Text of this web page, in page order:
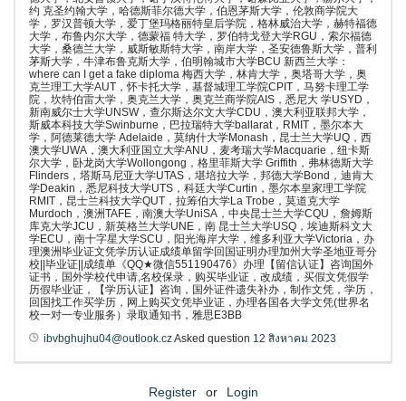
约 克圣约翰大学，哈德斯菲尔德大学，伯恩茅斯大学，伦敦商学院大
学，罗汉普顿大学，爱丁堡玛格丽特皇后学院，格林威治大学，赫特福德
大学，布鲁内尔大学，德蒙福 特大学，罗伯特戈登大学RGU，索尔福德
大学，桑德兰大学，威斯敏斯特大学，南岸大学，圣安德鲁斯大学，普利
茅斯大学，牛津布鲁克斯大学，伯明翰城市大学BCU 新西兰大学：
where can I get a fake diploma 梅西大学，林肯大学，奥塔哥大学，奥
克兰理工大学AUT，怀卡托大学，基督城理工学院CPIT，马努卡理工学
院，坎特伯雷大学，奥克兰大学，奥克兰商学院AIS，悉尼大 学USYD，
新南威尔士大学UNSW，查尔斯达尔文大学CDU，澳大利亚联邦大学，
斯威本科技大学Swinburne，巴拉瑞特大学ballarat，RMIT，墨尔本大
学，阿德莱德大学 Adelaide，莫纳什大学Monash，昆士兰大学UQ，西
澳大学UWA，澳大利亚国立大学ANU，麦考瑞大学Macquarie，纽卡斯
尔大学，卧龙岗大学Wollongong，格里菲斯大学 Griffith，弗林德斯大学
Flinders，塔斯马尼亚大学UTAS，堪培拉大学，邦德大学Bond，迪肯大
学Deakin，悉尼科技大学UTS，科廷大学Curtin，墨尔本皇家理工学院
RMIT，昆士兰科技大学QUT，拉筹伯大学La Trobe，莫道克大学
Murdoch，澳洲TAFE，南澳大学UniSA，中央昆士兰大学CQU，詹姆斯
库克大学JCU，新英格兰大学UNE，南 昆士兰大学USQ，埃迪斯科文大
学ECU，南十字星大学SCU，阳光海岸大学，维多利亚大学Victoria，办
理澳洲毕业证文凭学历认证成绩单留学回国证明办理加州大学圣地亚哥分
校||毕业证||成绩单《QQ★微信551190476》办理【留信认证】咨询国外
证书，国外学校代申请,名校保录，购买毕业证，改成绩，买假文凭假学
历假毕业证，【学历认证】咨询，国外证件遗失补办，制作文凭，学历，
回国找工作买学历，网上购买文凭毕业证，办理各国各大学文凭(世界名
校一对一专业服务）录取通知书，雅思E3BB
ibvbghujhu04@outlook.czAsked question 12 สิงหาคม 2023
Register or Login